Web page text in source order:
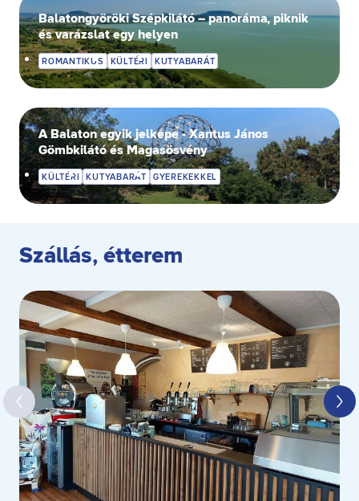
Balatongyöröki Szépkilátó – panoráma, piknik
és varázslat egy helyen
ROMANTIKUS KÜLTÉRI KUTYABARÁT
A Balaton egyik jelképe - Xantus János
Gömbkilátó és Magasösvény
KÜLTÉRI KUTYABARÁT GYEREKEKKEL
Szállás, étterem